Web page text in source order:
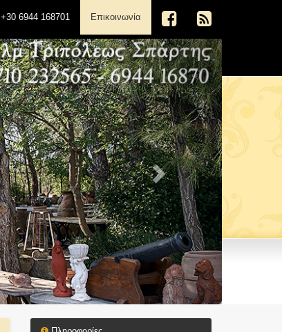
+30 6944 168701 Επικοινωνία (current)
Next